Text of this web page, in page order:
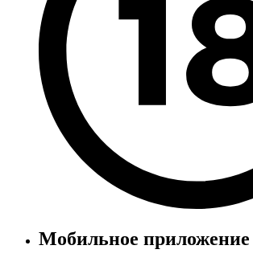
Мобильное приложение